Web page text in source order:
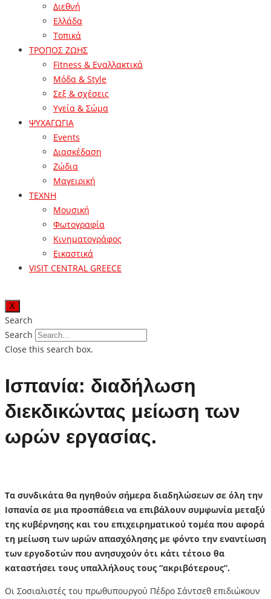
Διεθνή
Ελλάδα
Τοπικά
ΤΡΟΠΟΣ ΖΩΗΣ
Fitness & Εναλλακτικά
Μόδα & Style
Σεξ & σχέσεις
Υγεία & Σώμα
ΨΥΧΑΓΩΓΙΑ
Events
Διασκέδαση
Ζώδια
Μαγειρική
ΤΕΧΝΗ
Μουσική
Φωτογραφία
Κινηματογράφος
Εικαστικά
VISIT CENTRAL GREECE
X
Search
Search
Close this search box.
Ισπανία: διαδήλωση
διεκδικώντας μείωση των
ωρών εργασίας.
Τα συνδικάτα θα ηγηθούν σήμερα διαδηλώσεων σε όλη την
Ισπανία σε μια προσπάθεια να επιβάλουν συμφωνία μεταξύ
της κυβέρνησης και του επιχειρηματικού τομέα που αφορά
τη μείωση των ωρών απασχόλησης με φόντο την εναντίωση
των εργοδοτών που ανησυχούν ότι κάτι τέτοιο θα
καταστήσει τους υπαλλήλους τους “ακριβότερους”.
Οι Σοσιαλιστές του πρωθυπουργού Πέδρο Σάντσεθ επιδιώκουν